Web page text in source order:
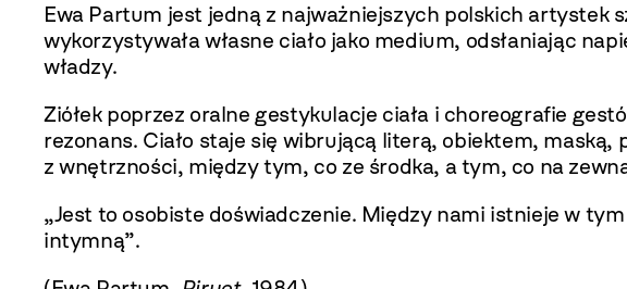
Ewa Partum jest jedną z najważniejszych polskich
wykorzystywała własne ciało jako medium, odsłaniając
władzy.
Ziółek poprzez oralne gestykulacje ciała i choreografie
rezonans. Ciało staje się wibrującą literą, obiektem,
z wnętrzności, między tym, co ze środka, a tym, co na
„Jest to osobiste doświadczenie. Między nami istnieje w
intymną”.